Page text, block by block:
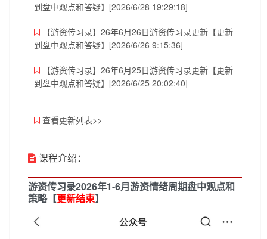
到盘中观点和答疑】[2026/6/28 19:29:18]
【游资传习录】26年6月26日游资传习录更新【更新
到盘中观点和答疑】[2026/6/26 9:15:36]
【游资传习录】26年6月25日游资传习录更新【更新
到盘中观点和答疑】[2026/6/25 20:02:40]
查看更新列表>>
课程介绍：
游资传习录2026年1-6月游资情绪周期盘中观点和
策略【更新结束】